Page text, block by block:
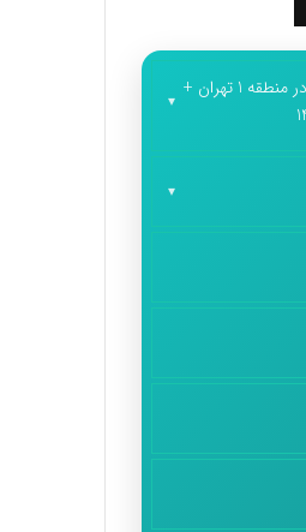
بهترین کلینیک های زیبایی در منطقه 1 تهران +